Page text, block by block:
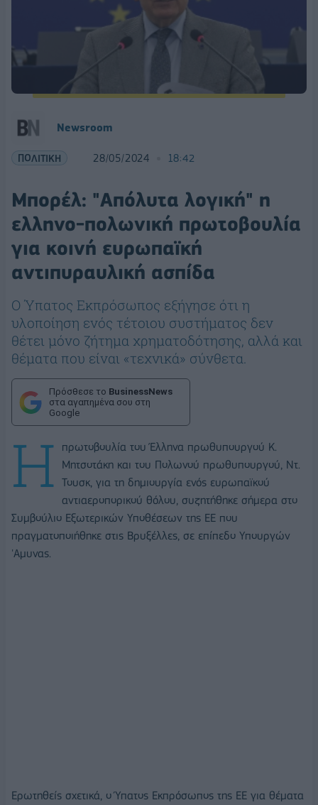
Newsroom
ΠΟΛΙΤΙΚΗ 28/05/2024 18:42
Μπορέλ: "Απόλυτα λογική" η
ελληνο-πολωνική πρωτοβουλία
για κοινή ευρωπαϊκή
αντιπυραυλική ασπίδα
Ο Ύπατος Εκπρόσωπος εξήγησε ότι η
υλοποίηση ενός τέτοιου συστήματος δεν
θέτει μόνο ζήτημα χρηματοδότησης, αλλά και
θέματα που είναι «τεχνικά» σύνθετα.
Πρόσθεσε το BusinessNews
στα αγαπημένα σου στη
Google
Η
πρωτοβουλία του Έλληνα πρωθυπουργού Κ.
Μητσοτάκη και του Πολωνού πρωθυπουργού, Ντ.
Τουσκ, για τη δημιουργία ενός ευρωπαϊκού
αντιαεροπορικού θόλου, συζητήθηκε σήμερα στο
Συμβούλιο Εξωτερικών Υποθέσεων της ΕΕ που
πραγματοποιήθηκε στις Βρυξέλλες, σε επίπεδο Υπουργών
'Αμυνας.
Ερωτηθείς σχετικά, ο Ύπατος Εκπρόσωπος της ΕΕ για θέματα